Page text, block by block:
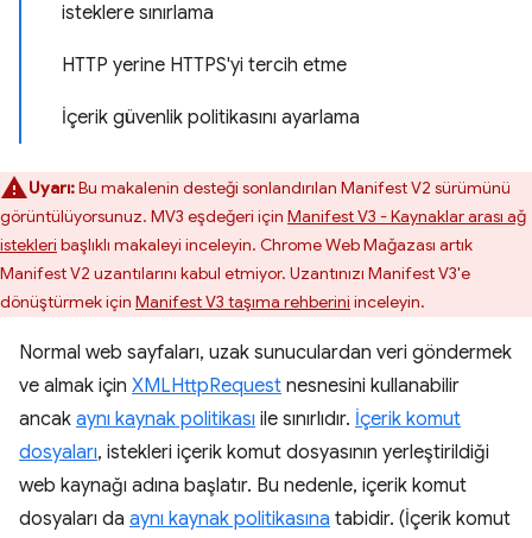
isteklere sınırlama
HTTP yerine HTTPS'yi tercih etme
İçerik güvenlik politikasını ayarlama
Uyarı:Bu makalenin desteği sonlandırılan Manifest V2 sürümünü
görüntülüyorsunuz. MV3 eşdeğeri için Manifest V3 - Kaynaklar arası ağ
istekleri başlıklı makaleyi inceleyin. Chrome Web Mağazası artık
Manifest V2 uzantılarını kabul etmiyor. Uzantınızı Manifest V3'e
dönüştürmek için Manifest V3 taşıma rehberini inceleyin.
Normal web sayfaları, uzak sunuculardan veri göndermek
ve almak için XMLHttpRequest nesnesini kullanabilir
ancak aynı kaynak politikası ile sınırlıdır. İçerik komut
dosyaları, istekleri içerik komut dosyasının yerleştirildiği
web kaynağı adına başlatır. Bu nedenle, içerik komut
dosyaları da aynı kaynak politikasına tabidir. (İçerik komut